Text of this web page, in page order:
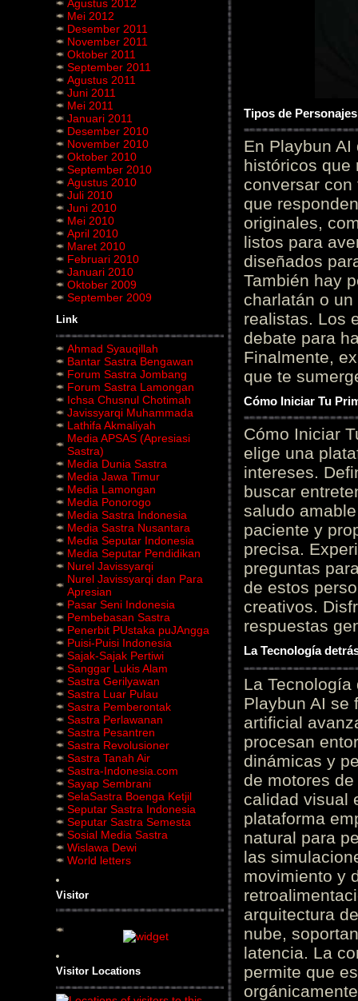
Agustus 2012
Mei 2012
Desember 2011
November 2011
Oktober 2011
September 2011
Agustus 2011
Juni 2011
Mei 2011
Januari 2011
Desember 2010
November 2010
Oktober 2010
September 2010
Agustus 2010
Juli 2010
Juni 2010
Mei 2010
April 2010
Maret 2010
Februari 2010
Januari 2010
Oktober 2009
September 2009
Link
Ahmad Syauqillah
Bantar Sastra Bengawan
Forum Sastra Jombang
Forum Sastra Lamongan
Ichsa Chusnul Chotimah
Javissyarqi Muhammada
Lathifa Akmaliyah
Media APSAS (Apresiasi
Sastra)
Media Dunia Sastra
Media Jawa Timur
Media Lamongan
Media Ponorogo
Media Sastra Indonesia
Media Sastra Nusantara
Media Seputar Indonesia
Media Seputar Pendidikan
Nurel Javissyarqi
Nurel Javissyarqi dan Para
Apresian
Pasar Seni Indonesia
Pembebasan Sastra
Penerbit PUstaka puJAngga
Puisi-Puisi Indonesia
Sajak-Sajak Pertiwi
Sanggar Lukis Alam
Sastra Gerilyawan
Sastra Luar Pulau
Sastra Pemberontak
Sastra Perlawanan
Sastra Pesantren
Sastra Revolusioner
Sastra Tanah Air
Sastra-Indonesia.com
Sayap Sembrani
SelaSastra Boenga Ketjil
Seputar Sastra Indonesia
Seputar Sastra Semesta
Sosial Media Sastra
Wislawa Dewi
World letters
Visitor
Visitor Locations
Tipos de
En Playbun
históricos que
conversar
que
originales,
listos para
diseñados
También hay
charlatán o
realistas. Los
debate para
Finalmente,
que te
Cómo Iniciar Tu
Cómo Iniciar
elige una
intereses.
buscar
saludo
paciente y
precisa.
preguntas
de estos
creativos.
respuestas
La Tecnología
La
Playbun AI se
artificial
procesan
dinámicas y
de motores
calidad visual
plataforma
natural para
las
movimiento y
arquitectura
nube,
latencia. La
permite que